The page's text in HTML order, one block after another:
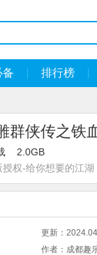
备 排行榜
群侠传之铁
2.0GB
授权-给你想要的江湖
更新：
作者： 成都趣